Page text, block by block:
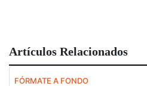
Artículos Relacionados
FÓRMATE A FONDO